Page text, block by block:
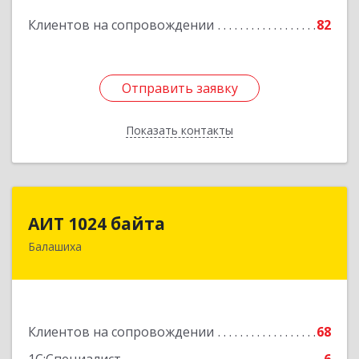
Клиентов на сопровождении 82
Отправить заявку
Показать контакты
Подробнее
Отправить заявку
Назад
АИТ 1024 байта
Балашиха
Клиентов на сопровождении
68
143909, Московская обл, Балашиха г, Солнечная